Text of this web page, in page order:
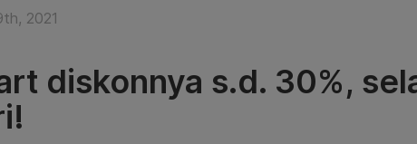
2021
diskonnya s.d. 30%,